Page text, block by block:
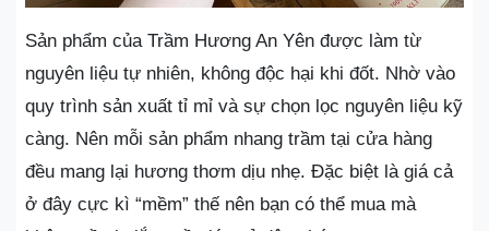
Sản phẩm của Trầm Hương An Yên được làm từ
nguyên liệu tự nhiên, không độc hại khi đốt. Nhờ vào
quy trình sản xuất tỉ mỉ và sự chọn lọc nguyên liệu kỹ
càng. Nên mỗi sản phẩm nhang trầm tại cửa hàng
đều mang lại hương thơm dịu nhẹ. Đặc biệt là giá cả
ở đây cực kì “mềm” thế nên bạn có thể mua mà